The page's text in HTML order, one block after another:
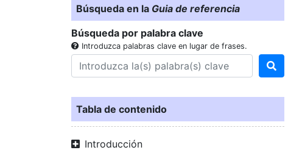
Búsqueda en la Guia de referencia
Búsqueda por palabra clave
Introduzca palabras clave en lugar de frases.
Tabla de contenido
Introducción